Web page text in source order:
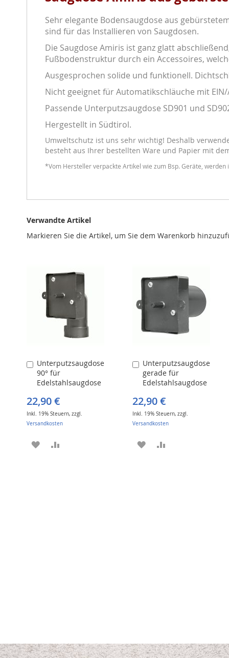
Sehr elegante Bodensaugdose aus
sind für das Installieren von Saugdosen.
Die Saugdose Amiris ist ganz glatt
Fußbodenstruktur durch ein Accessoires,
Ausgesprochen solide und funktionell.
Nicht geeignet für Automatikschläuche mit
Passende Unterputzsaugdose SD901 und
Hergestellt in Südtirol.
Umweltschutz ist uns sehr wichtig! Deshalb
besteht aus Ihrer bestellten Ware und Papier mit
*Vom Hersteller verpackte Artikel wie zum Bsp. Geräte,
Verwandte Artikel
Markieren Sie die Artikel, um Sie dem Warenkorb
Unterputzsaugdose
90° für
Edelstahlsaugdose
22,90 €
Inkl. 19% Steuern, zzgl.
Versandkosten
In
den
Warenkorb
ZUR
Unterputzsaugdose
gerade für
Edelstahlsaugdose
22,90 €
Inkl. 19% Steuern, zzgl.
Versandkosten
In
den
Warenkorb
ZUR